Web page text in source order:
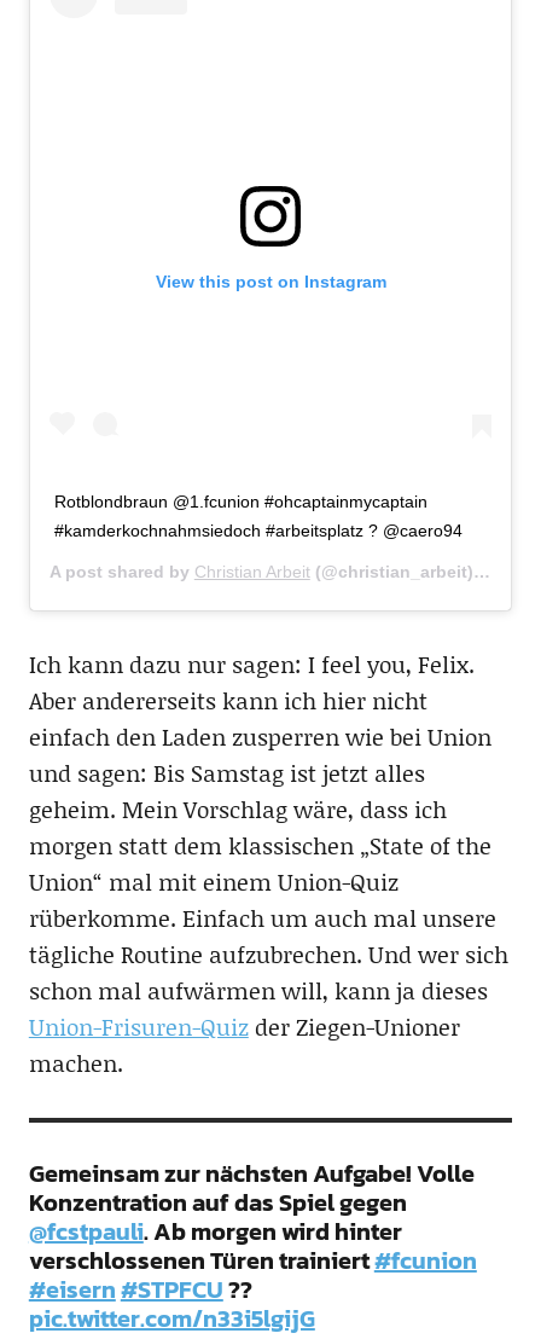
View this post on Instagram
Rotblondbraun @1.fcunion #ohcaptainmycaptain
#kamderkochnahmsiedoch #arbeitsplatz ? @caero94
A post shared by Christian Arbeit(@christian_arbeit) on
Ich kann dazu nur sagen: I feel you, Felix.
Aber andererseits kann ich hier nicht
einfach den Laden zusperren wie bei Union
und sagen: Bis Samstag ist jetzt alles
geheim. Mein Vorschlag wäre, dass ich
morgen statt dem klassischen „State of the
Union“ mal mit einem Union-Quiz
rüberkomme. Einfach um auch mal unsere
tägliche Routine aufzubrechen. Und wer sich
schon mal aufwärmen will, kann ja dieses
Union-Frisuren-Quizder Ziegen-Unioner
machen.
Gemeinsam zur nächsten Aufgabe! Volle
Konzentration auf das Spiel gegen
@fcstpauli. Ab morgen wird hinter
verschlossenen Türen trainiert#fcunion
#eisern#STPFCU??
pic.twitter.com/n33i5lgijG